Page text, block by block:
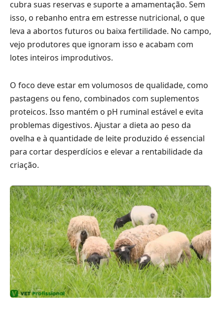
cubra suas reservas e suporte a amamentação. Sem
isso, o rebanho entra em estresse nutricional, o que
leva a abortos futuros ou baixa fertilidade. No campo,
vejo produtores que ignoram isso e acabam com
lotes inteiros improdutivos.
O foco deve estar em volumosos de qualidade, como
pastagens ou feno, combinados com suplementos
proteicos. Isso mantém o pH ruminal estável e evita
problemas digestivos. Ajustar a dieta ao peso da
ovelha e à quantidade de leite produzido é essencial
para cortar desperdícios e elevar a rentabilidade da
criação.